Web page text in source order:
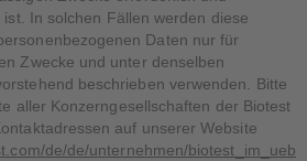
ist. In solchen Fällen werden diese
Daten nur für
Zwecke und unter denselben
beschrieben verwenden. Bitte
aller Konzerngesellschaften der Biotest
auf unserer Website
de/de/unternehmen/